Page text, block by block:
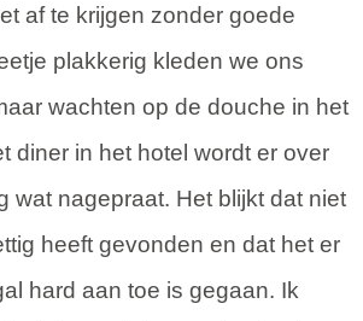
af te krijgen zonder goede
plakkerig kleden we ons
wachten op de douche in het
diner in het hotel wordt er over
wat nagepraat. Het blijkt dat niet
heeft gevonden en dat het er
hard aan toe is gegaan. Ik